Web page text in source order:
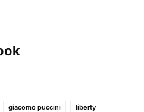
giacomo puccini
liberty